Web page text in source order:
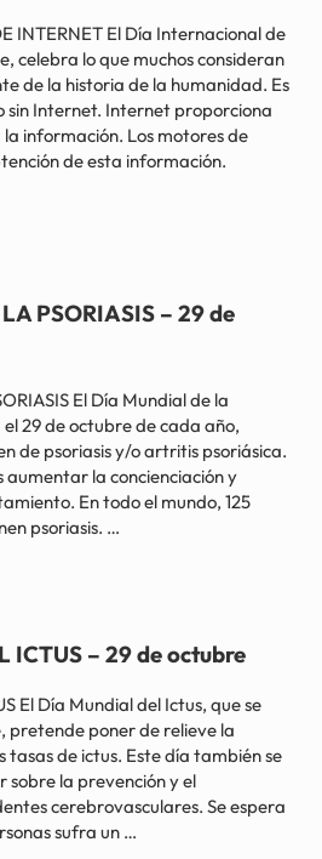
INTERNET El Día Internacional de
celebra lo que muchos consideran
de la historia de la humanidad. Es
sin Internet. Internet proporciona
información. Los motores de
de esta información.
DE INTERNET – 29 de octubre
PSORIASIS – 29 de
El Día Mundial de la
el 29 de octubre de cada año,
de psoriasis y/o artritis psoriásica.
aumentar la concienciación y
En todo el mundo, 125
psoriasis. …
PSORIASIS – 29 de octubre
ICTUS – 29 de octubre
El Día Mundial del Ictus, que se
pretende poner de relieve la
de ictus. Este día también se
sobre la prevención y el
cerebrovasculares. Se espera
sufra un …